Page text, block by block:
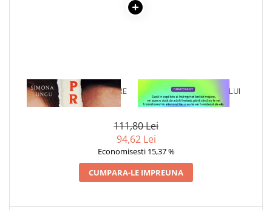
Kids Book Club
Legende istorice
Ma pregatesc pentru scoala
Manuale - Carte Scolara
1 x PREJUDECATI. O IUBIRE
INTERZISA
1 x VINDECAREA COPILULUI
INTERIOR
111,80 Lei
94,62 Lei
Economisesti 15,37 %
CUMPARA-LE IMPREUNA